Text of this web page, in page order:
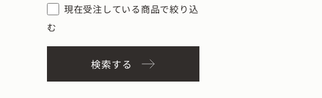
現在受注している商品で絞り込
む
検索する